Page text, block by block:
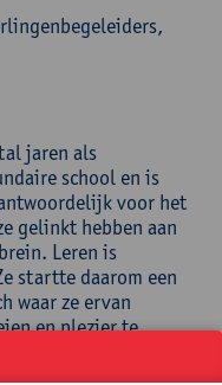
jaren als
school en is
voor het
gelinkt hebben aan
Leren is
startte daarom een
waar ze ervan
en plezier te